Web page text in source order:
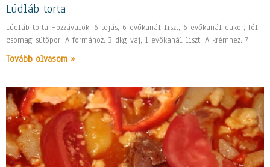
Lúdláb torta
Lúdláb torta Hozzávalók: 6 tojás, 6 evőkanál liszt, 6 evőkanál cukor, fél
csomag sütőpor. A formához: 3 dkg vaj, 1 evőkanál liszt. A krémhez: 7
Tovább olvasom »